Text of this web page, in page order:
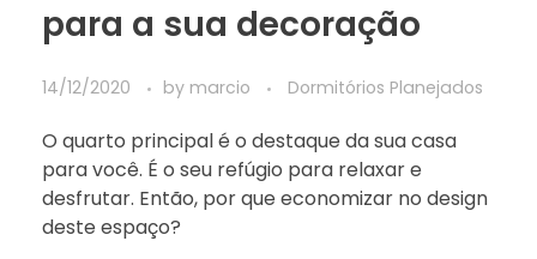
para a sua decoração
14/12/2020 by marcio Dormitórios Planejados
O quarto principal é o destaque da sua casa
para você. É o seu refúgio para relaxar e
desfrutar. Então, por que economizar no design
deste espaço?